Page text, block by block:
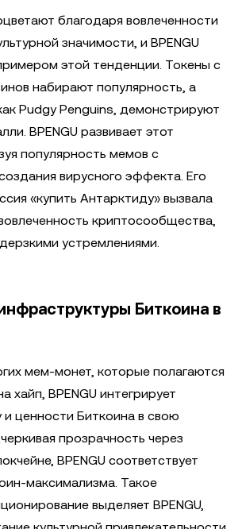
благодаря вовлеченности
значимости, и BPENGU
этой тенденции. Токены с
набирают популярность, а
Pudgy Penguins, демонстрируют
BPENGU развивает этот
популярность мемов с
вирусного эффекта. Его
«купить Антарктиду» вызвала
криптосообщества,
устремлениями.
Биткоина в
мем-монет, которые полагаются
хайп, BPENGU интегрирует
ценности Биткоина в свою
прозрачность через
BPENGU соответствует
максимализма. Такое
выделяет BPENGU,